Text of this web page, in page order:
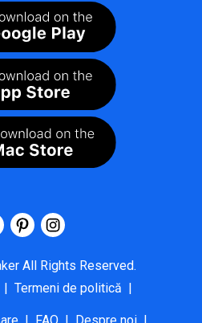
All Rights Reserved.
| Termeni de politică |